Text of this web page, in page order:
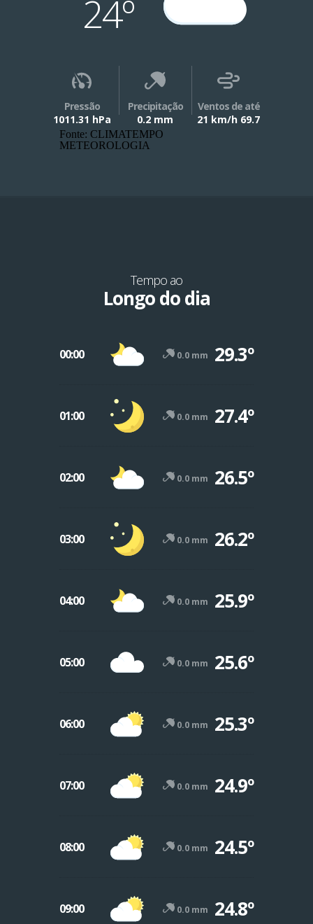
24º
Pressão
1011.31 hPa
Precipitação
0.2 mm
Ventos de até
21 km/h 69.7
Fonte: CLIMATEMPO
METEOROLOGIA
Tempo ao
Longo do dia
00:00 0.0 mm 29.3º
01:00 0.0 mm 27.4º
02:00 0.0 mm 26.5º
03:00 0.0 mm 26.2º
04:00 0.0 mm 25.9º
05:00 0.0 mm 25.6º
06:00 0.0 mm 25.3º
07:00 0.0 mm 24.9º
08:00 0.0 mm 24.5º
09:00 0.0 mm 24.8º